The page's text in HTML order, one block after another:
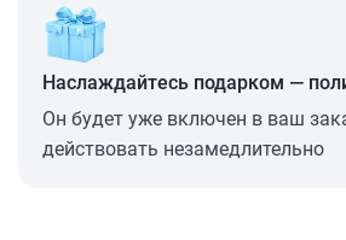
Наслаждайтесь подарком —
Он будет уже включен в ваш
действовать незамедлительно